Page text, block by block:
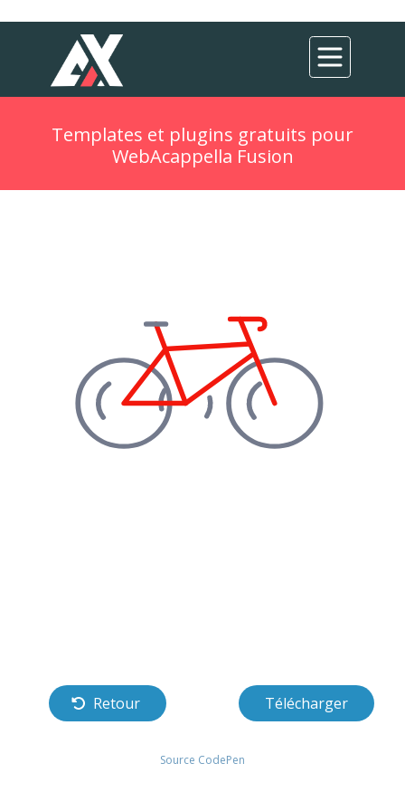
Templates et plugins gratuits pour
WebAcappella Fusion
Retour Télécharger
Source CodePen